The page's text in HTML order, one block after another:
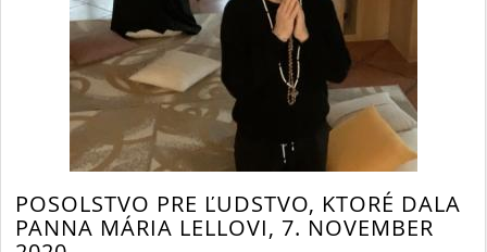
POSOLSTVO PRE ĽUDSTVO, KTORÉ DALA
PANNA MÁRIA LELLOVI, 7. NOVEMBER